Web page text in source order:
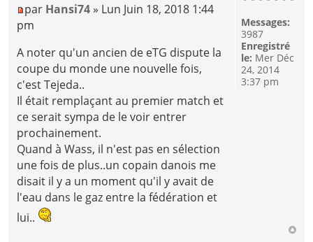
par Hansi74 » Lun Juin 18, 2018 1:44
pm
A noter qu'un ancien de eTG dispute la
coupe du monde une nouvelle fois,
c'est Tejeda..
Il était remplaçant au premier match et
ce serait sympa de le voir entrer
prochainement.
Quand à Wass, il n'est pas en sélection
une fois de plus..un copain danois me
disait il y a un moment qu'il y avait de
l'eau dans le gaz entre la fédération et
lui..
Messages:
3987
Enregistré
le: Mer Déc
24, 2014
3:37 pm